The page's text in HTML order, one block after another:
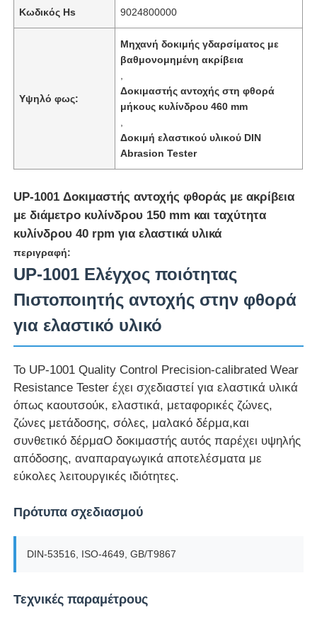
Αρχική Σελίδα
Προϊόντα
Σχετικά με εμάς
Γύρος εργοστασίων
Ποιοτικός έλεγχος
επαφή
Ζητήστε ένα απόσπασμα
Κωδικός Hs 9024800000
Υψηλό φως:
Μηχανή δοκιμής γδαρσίματος με
βαθμονομημένη ακρίβεια
Δοκιμαστής αντοχής στη φθορά
μήκους κυλίνδρου 460 mm
Δοκιμή ελαστικού υλικού DIN
Abrasion Tester
UP-1001 Δοκιμαστής αντοχής φθοράς με ακρίβεια
με διάμετρο κυλίνδρου 150 mm και ταχύτητα
κυλίνδρου 40 rpm για ελαστικά υλικά
περιγραφή:
UP-1001 Ελέγχος ποιότητας
Πιστοποιητής αντοχής στην φθορά
για ελαστικό υλικό
Το UP-1001 Quality Control Precision-calibrated Wear
Resistance Tester έχει σχεδιαστεί για ελαστικά υλικά
όπως καουτσούκ, ελαστικά, μεταφορικές ζώνες,
ζώνες μετάδοσης, σόλες, μαλακό δέρμα,και
συνθετικό δέρμαΟ δοκιμαστής αυτός παρέχει υψηλής
απόδοσης, αναπαραγωγικά αποτελέσματα με
εύκολες λειτουργικές ιδιότητες.
Πρότυπα σχεδιασμού
DIN-53516, ISO-4649, GB/T9867
Τεχνικές παραμέτρους